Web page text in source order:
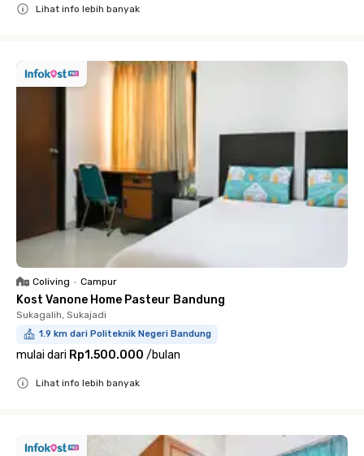
Lihat info lebih banyak
Coliving • Campur
Kost Vanone Home Pasteur Bandung
Sukagalih, Sukajadi
1.9 km dari Politeknik Negeri Bandung
mulai dari Rp1.500.000 /bulan
Lihat info lebih banyak